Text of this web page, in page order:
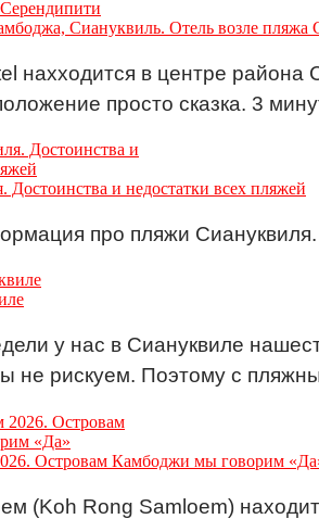
Сиануквиль. Отель возле пляжа
нахходится в центре
просто сказка. 3
и недостатки всех пляжей
про пляжи
у нас в Сиануквиле
не рискуем. Поэтому с
Островам Камбоджи мы говорим
(Koh Rong Samloem)